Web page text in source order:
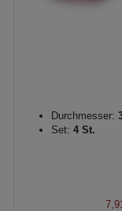
Durchmesser:
Set: 4 St.